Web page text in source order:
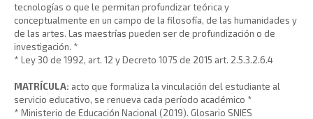
tecnologías o que le permitan profundizar teórica y
conceptualmente en un campo de la filosofía, de las humanidades y
de las artes. Las maestrías pueden ser de profundización o de
investigación. *
* Ley 30 de 1992, art. 12 y Decreto 1075 de 2015 art. 2.5.3.2.6.4
MATRÍCULA: acto que formaliza la vinculación del estudiante al
servicio educativo, se renueva cada período académico *
* Ministerio de Educación Nacional (2019). Glosario SNIES